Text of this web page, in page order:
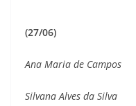
(27/06)
Ana Maria de Campos
Silvana Alves da Silva